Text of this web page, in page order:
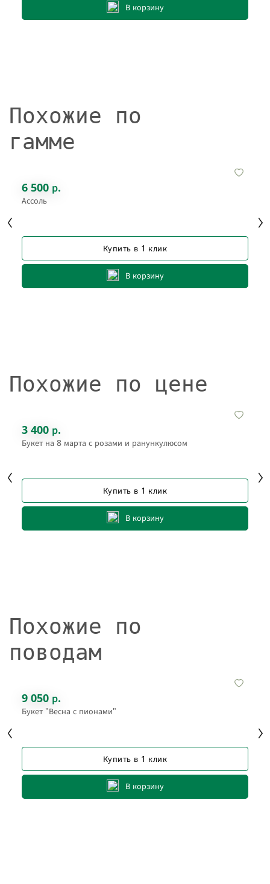
В корзину
Похожие по
гамме
6 500 р.
Ассоль
Купить в 1 клик
В корзину
Похожие по цене
3 400 р.
Букет на 8 марта с розами и ранункулюсом
Купить в 1 клик
В корзину
Похожие по
поводам
9 050 р.
Букет "Весна с пионами"
Купить в 1 клик
В корзину